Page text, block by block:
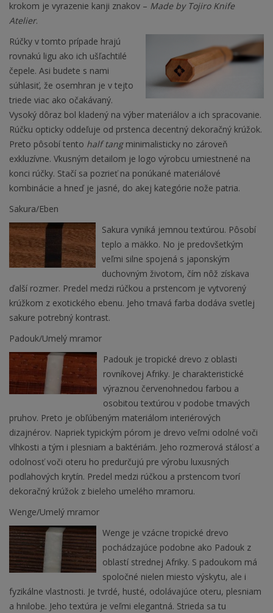
krokom je vyrazenie kanji znakov – Made by Tojiro Knife
Atelier.
Rúčky v tomto prípade hrajú
rovnakú ligu ako ich ušľachtilé
čepele. Asi budete s nami
súhlasiť, že osemhran je v tejto
triede viac ako očakávaný.
Vysoký dôraz bol kladený na výber materiálov a ich spracovanie.
Rúčku opticky oddeľuje od prstenca decentný dekoračný krúžok.
Preto pôsobí tento half tangminimalisticky no zároveň
exkluzívne. Vkusným detailom je logo výrobcu umiestnené na
konci rúčky. Stačí sa pozrieť na ponúkané materiálové
kombinácie a hneď je jasné, do akej kategórie nože patria.
Sakura/Eben
Sakura vyniká jemnou textúrou. Pôsobí
teplo a mäkko. No je predovšetkým
veľmi silne spojená s japonským
duchovným životom, čím nôž získava
ďalší rozmer. Predel medzi rúčkou a prstencom je vytvorený
krúžkom z exotického ebenu. Jeho tmavá farba dodáva svetlej
sakure potrebný kontrast.
Padouk/Umelý mramor
Padouk je tropické drevo z oblasti
rovníkovej Afriky. Je charakteristické
výraznou červenohnedou farbou a
osobitou textúrou v podobe tmavých
pruhov. Preto je obľúbeným materiálom interiérových
dizajnérov. Napriek typickým pórom je drevo veľmi odolné voči
vlhkosti a tým i plesniam a baktériám. Jeho rozmerová stálosť a
odolnosť voči oteru ho predurčujú pre výrobu luxusných
podlahových krytín. Predel medzi rúčkou a prstencom tvorí
dekoračný krúžok z bieleho umelého mramoru.
Wenge/Umelý mramor
Wenge je vzácne tropické drevo
pochádzajúce podobne ako Padouk z
oblastí strednej Afriky. S padoukom má
spoločné nielen miesto výskytu, ale i
fyzikálne vlastnosti. Je tvrdé, husté, odolávajúce oteru, plesniam
a hnilobe. Jeho textúra je veľmi elegantná. Strieda sa tu